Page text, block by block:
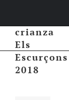
crianza
Els
Escurçons
2018